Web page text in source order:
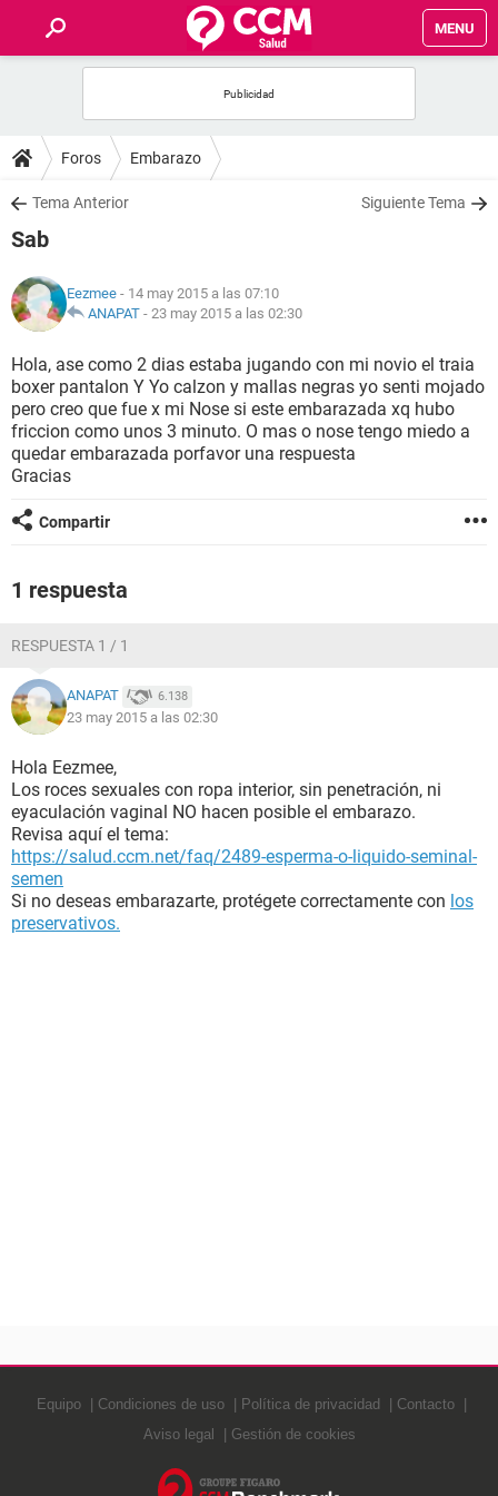
MENU
FOROS
SALUD
NUTRICIÓN
BIENESTAR
SEXUALIDAD
GLOSARIO
Foros Embarazo
Tema Anterior Siguiente Tema
Sab
Eezmee - 14 may 2015 a las 07:10
ANAPAT - 23 may 2015 a las 02:30
Hola, ase como 2 dias estaba jugando con mi novio el traia
boxer pantalon Y Yo calzon y mallas negras yo senti mojado
pero creo que fue x mi Nose si este embarazada xq hubo
friccion como unos 3 minuto. O mas o nose tengo miedo a
quedar embarazada porfavor una respuesta
Gracias
Compartir
1 respuesta
RESPUESTA 1 / 1
ANAPAT 6.138
23 may 2015 a las 02:30
Hola Eezmee,
Los roces sexuales con ropa interior, sin penetración, ni
eyaculación vaginal NO hacen posible el embarazo.
Revisa aquí el tema:
https://salud.ccm.net/faq/2489-esperma-o-liquido-seminal-
semen
Si no deseas embarazarte, protégete correctamente con los
preservativos.
Equipo Condiciones de uso Política de privacidad
Contacto
Aviso legal
Gestión de cookies